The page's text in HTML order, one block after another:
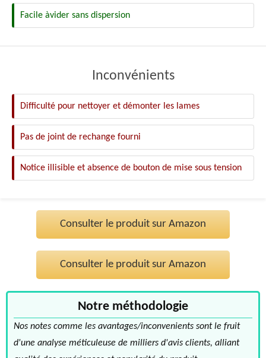
Facile àvider sans dispersion
Inconvénients
Difficulté pour nettoyer et démonter les lames
Pas de joint de rechange fourni
Notice illisible et absence de bouton de mise sous tension
Consulter le produit sur Amazon
Consulter le produit sur Amazon
Notre méthodologie
Nos notes comme les avantages/inconvenients sont le fruit
d'une analyse méticuleuse de milliers d'avis clients, alliant